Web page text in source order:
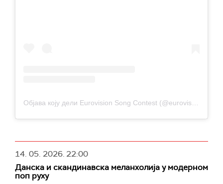
14. 05. 2026.22:00
Данска и скандинавска меланхолија у модерном
поп руху